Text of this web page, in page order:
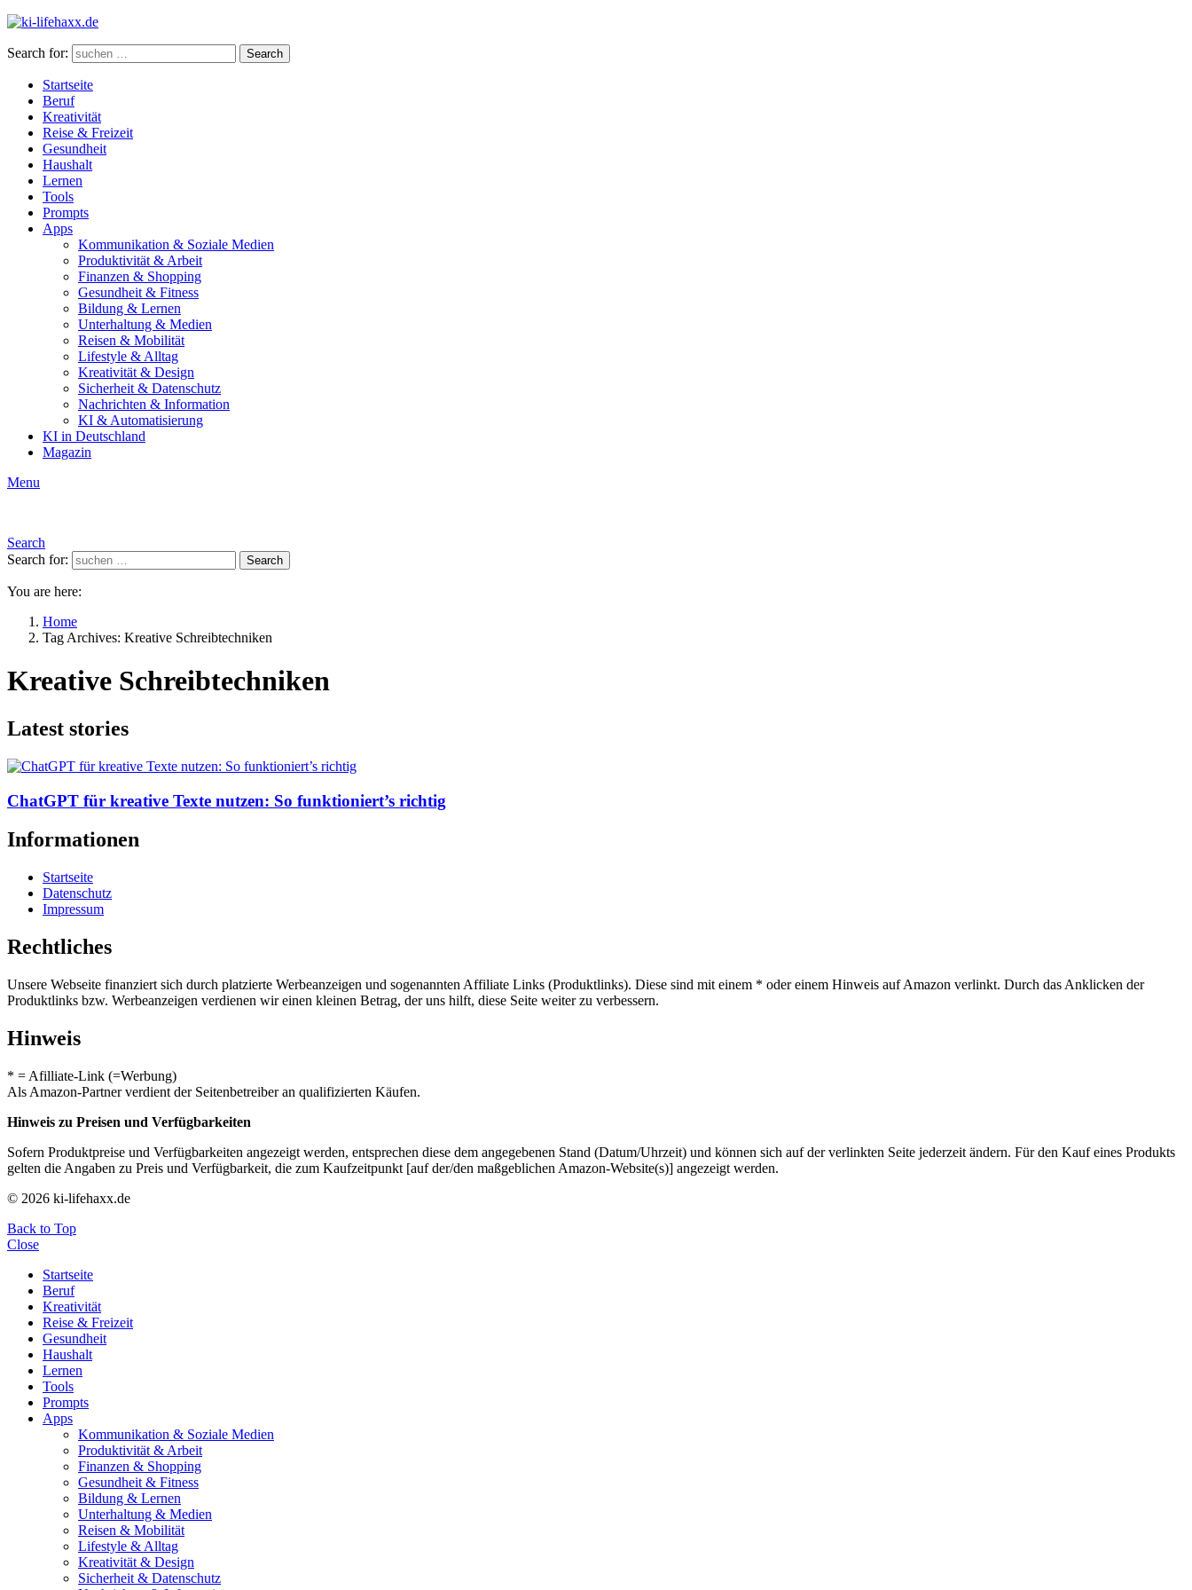
Search for: Search
Startseite
Beruf
Kreativität
Reise & Freizeit
Gesundheit
Haushalt
Lernen
Tools
Prompts
Apps
Kommunikation & Soziale Medien
Produktivität & Arbeit
Finanzen & Shopping
Gesundheit & Fitness
Bildung & Lernen
Unterhaltung & Medien
Reisen & Mobilität
Lifestyle & Alltag
Kreativität & Design
Sicherheit & Datenschutz
Nachrichten & Information
KI & Automatisierung
KI in Deutschland
Magazin
Menu
Search
Search for:
Search
You are here:
Home
Tag Archives: Kreative Schreibtechniken
Kreative Schreibtechniken
Latest stories
ChatGPT für kreative Texte nutzen: So funktioniert’s richtig
Informationen
Startseite
Datenschutz
Impressum
Rechtliches
Unsere Webseite finanziert sich durch platzierte Werbeanzeigen und sogenannten Affiliate Links (Produktlinks). Diese sind mit einem * oder einem Hinweis auf Amazon verlinkt. Durch das Anklicken der
Produktlinks bzw. Werbeanzeigen verdienen wir einen kleinen Betrag, der uns hilft, diese Seite weiter zu verbessern.
Hinweis
* = Afilliate-Link (=Werbung)
Als Amazon-Partner verdient der Seitenbetreiber an qualifizierten Käufen.
Hinweis zu Preisen und Verfügbarkeiten
Sofern Produktpreise und Verfügbarkeiten angezeigt werden, entsprechen diese dem angegebenen Stand (Datum/Uhrzeit) und können sich auf der verlinkten Seite jederzeit ändern. Für den Kauf eines Produkts
gelten die Angaben zu Preis und Verfügbarkeit, die zum Kaufzeitpunkt [auf der/den maßgeblichen Amazon-Website(s)] angezeigt werden.
© 2026 ki-lifehaxx.de
Back to Top
Close
Startseite
Beruf
Kreativität
Reise & Freizeit
Gesundheit
Haushalt
Lernen
Tools
Prompts
Apps
Kommunikation & Soziale Medien
Produktivität & Arbeit
Finanzen & Shopping
Gesundheit & Fitness
Bildung & Lernen
Unterhaltung & Medien
Reisen & Mobilität
Lifestyle & Alltag
Kreativität & Design
Sicherheit & Datenschutz